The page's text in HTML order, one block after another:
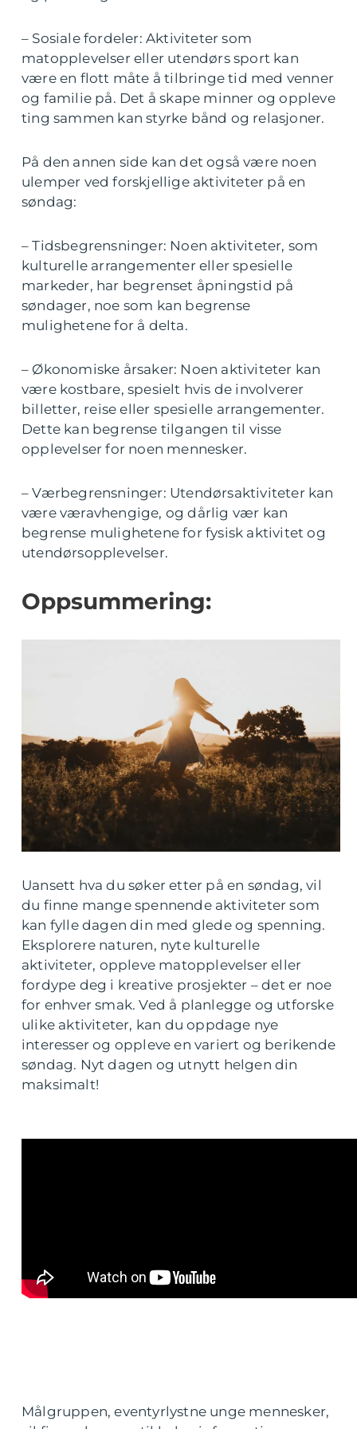
– Sosiale fordeler: Aktiviteter som
matopplevelser eller utendørs sport kan
være en flott måte å tilbringe tid med venner
og familie på. Det å skape minner og oppleve
ting sammen kan styrke bånd og relasjoner.
På den annen side kan det også være noen
ulemper ved forskjellige aktiviteter på en
søndag:
– Tidsbegrensninger: Noen aktiviteter, som
kulturelle arrangementer eller spesielle
markeder, har begrenset åpningstid på
søndager, noe som kan begrense
mulighetene for å delta.
– Økonomiske årsaker: Noen aktiviteter kan
være kostbare, spesielt hvis de involverer
billetter, reise eller spesielle arrangementer.
Dette kan begrense tilgangen til visse
opplevelser for noen mennesker.
– Værbegrensninger: Utendørsaktiviteter kan
være væravhengige, og dårlig vær kan
begrense mulighetene for fysisk aktivitet og
utendørsopplevelser.
Oppsummering:
Uansett hva du søker etter på en søndag, vil
du finne mange spennende aktiviteter som
kan fylle dagen din med glede og spenning.
Eksplorere naturen, nyte kulturelle
aktiviteter, oppleve matopplevelser eller
fordype deg i kreative prosjekter – det er noe
for enhver smak. Ved å planlegge og utforske
ulike aktiviteter, kan du oppdage nye
interesser og oppleve en variert og berikende
søndag. Nyt dagen og utnytt helgen din
maksimalt!
Målgruppen, eventyrlystne unge mennesker,